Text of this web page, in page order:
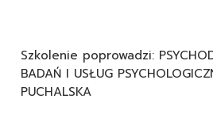
Szkolenie poprowadzi:
BADAŃ I USŁUG
PUCHALSKA